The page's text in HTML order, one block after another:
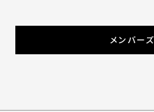
メンバー